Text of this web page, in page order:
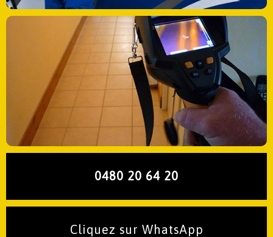
0480 20 64 20
Cliquez sur WhatsApp